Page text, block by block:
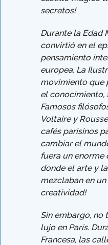
secretos!
Durante la Edad
convirtió en el
pensamiento
europea. La
movimiento que
el conocimiento,
Famosos
Voltaire y
cafés parisinos
cambiar el
fuera un enorme
donde el arte y
mezclaban en
creatividad!
Sin embargo,
lujo en París.
Francesa, las